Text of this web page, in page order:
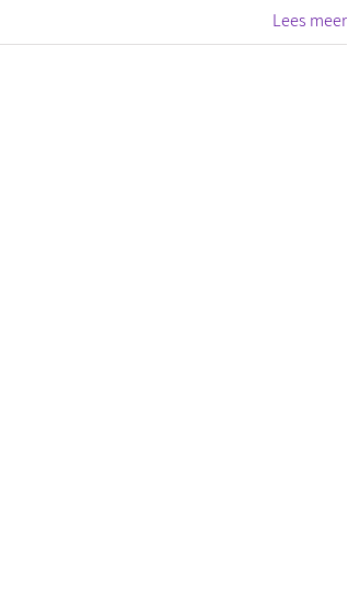
Lees meer